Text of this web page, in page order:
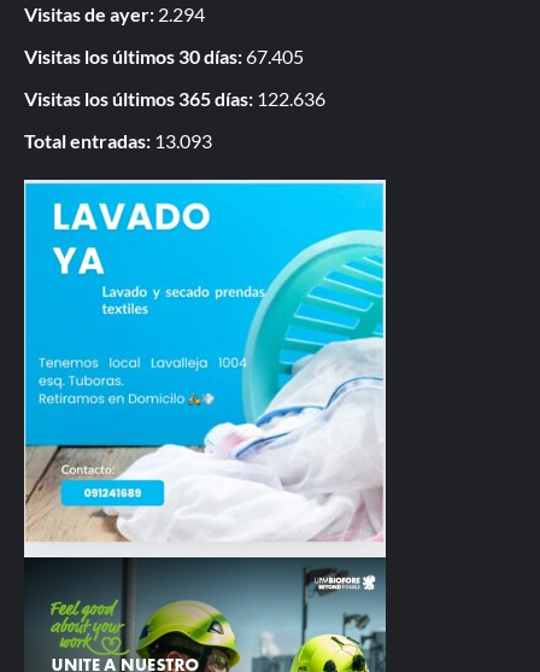
Visitas de ayer: 2.294
Visitas los últimos 30 días:67.405
Visitas los últimos 365 días: 122.636
Total entradas: 13.093